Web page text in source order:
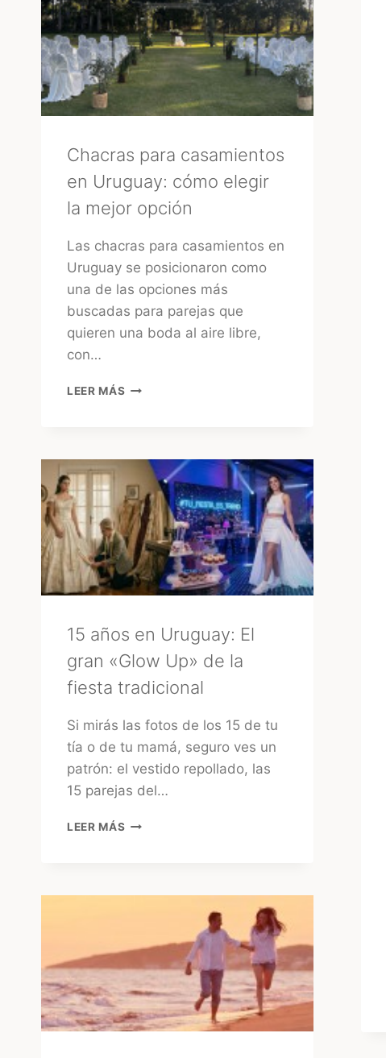
ENCONTRAR
PROVEEDORES
CONFIABLES
EN
URUGUAY
Chacras para casamientos
en Uruguay: cómo elegir
la mejor opción
Las chacras para casamientos en
Uruguay se posicionaron como
una de las opciones más
buscadas para parejas que
quieren una boda al aire libre,
con…
LEER MÁS CHACRAS
CÓMO
ELEGIR
LA
MEJOR
OPCIÓN
15 años en Uruguay: El
gran «Glow Up» de la
fiesta tradicional
Si mirás las fotos de los 15 de tu
tía o de tu mamá, seguro ves un
patrón: el vestido repollado, las
15 parejas del…
LEER MÁS
LA
FIESTA
TRADICIONAL